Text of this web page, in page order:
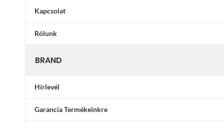
Kapcsolat
Rólunk
BRAND
Hírlevél
Garancia Termékeinkre